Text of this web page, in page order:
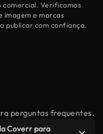
comercial. Verificamos
imagem e marcas
publicar com confiança.
perguntas frequentes.
Coverr para